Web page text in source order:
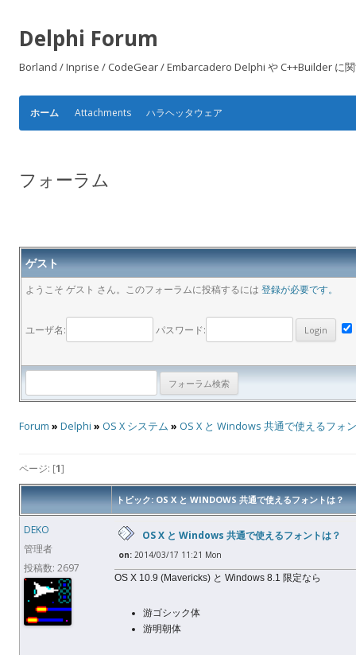
Delphi Forum
Borland / Inprise / CodeGear / Embarcadero Delphi や C++Builder に
ホーム Attachments ハラヘッタウェア
フォーラム
ゲスト
ようこそ ゲスト さん。このフォーラムに投稿するには 登録が必要です。
ユーザ名: パスワード:
Forum » Delphi » OS X システム » OS X と Windows 共通で使えるフォ
ページ: [1]
トピック: OS X と WINDOWS 共通で使えるフォントは？
DEKO
管理者
投稿数: 2697
OS X と Windows 共通で使えるフォントは？
on: 2014/03/17 11:21 Mon
OS X 10.9 (Mavericks) と Windows 8.1 限定なら
游ゴシック体
游明朝体